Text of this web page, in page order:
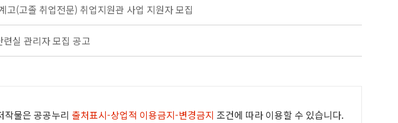
고(고졸 취업전문) 취업지원관 사업 지원자 모집
실 관리자 모집 공고
작물은 공공누리 출처표시-상업적 이용금지-변경금지 조건에 따라 이용할 수 있습니다.